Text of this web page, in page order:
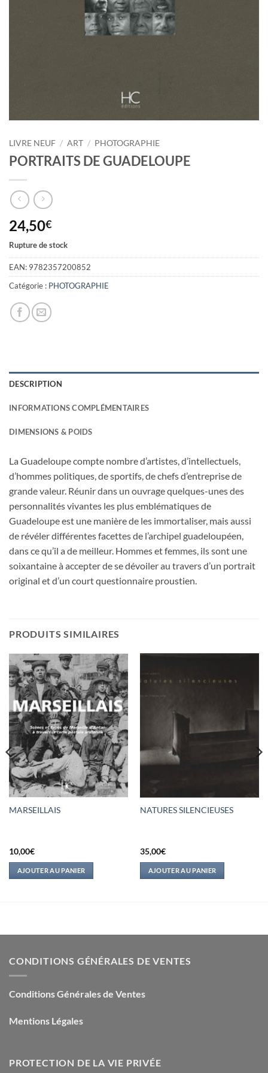
LIVRE NEUF / ART / PHOTOGRAPHIE
PORTRAITS DE GUADELOUPE
24,50€
Rupture de stock
EAN: 9782357200852
Catégorie : PHOTOGRAPHIE
DESCRIPTION
INFORMATIONS COMPLÉMENTAIRES
DIMENSIONS & POIDS
La Guadeloupe compte nombre d’artistes, d’intellectuels,
d’hommes politiques, de sportifs, de chefs d’entreprise de
grande valeur. Réunir dans un ouvrage quelques-unes des
personnalités vivantes les plus emblématiques de
Guadeloupe est une manière de les immortaliser, mais aussi
de révéler différentes facettes de l’archipel guadeloupéen,
dans ce qu’il a de meilleur. Hommes et femmes, ils sont une
soixantaine à accepter de se dévoiler au travers d’un portrait
original et d’un court questionnaire proustien.
PRODUITS SIMILAIRES
MARSEILLAIS
10,00€
AJOUTER AU PANIER
NATURES SILENCIEUSES
35,00€
AJOUTER AU PANIER
CONDITIONS GÉNÉRALES DE VENTES
Conditions Générales de Ventes
Mentions Légales
PROTECTION DE LA VIE PRIVÉE